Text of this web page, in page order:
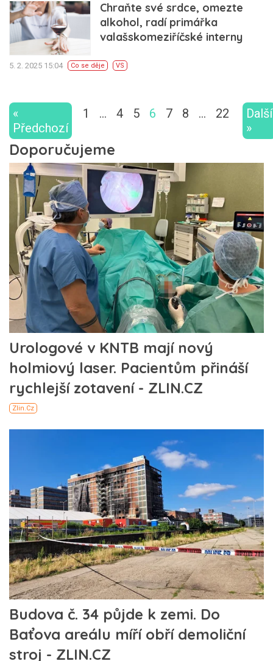
Chraňte své srdce, omezte
alkohol, radí primářka
valašskomeziříčské interny
5. 2. 2025 15:04 Co se děje VS
«
Předchozí
1 … 4 5 6 7 8 … 22
Další
»